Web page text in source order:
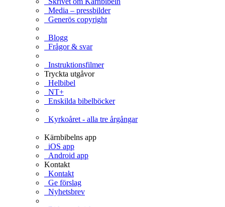
Media – pressbilder
Generös copyright
Blogg
Frågor & svar
Instruktionsfilmer
Tryckta utgåvor
Helbibel
NT+
Enskilda bibelböcker
Kyrkoåret - alla tre årgångar
Kärnbibelns app
iOS app
Android app
Kontakt
Kontakt
Ge förslag
Nyhetsbrev